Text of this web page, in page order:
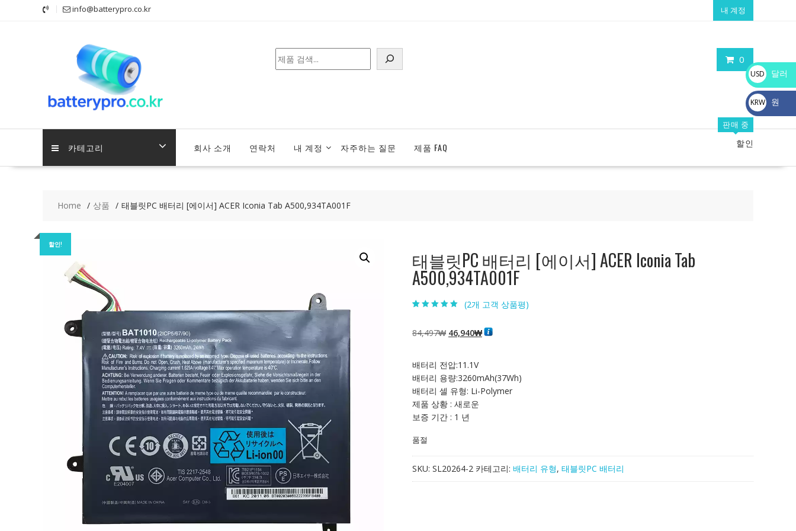
info@batterypro.co.kr 내 계정
0
검
색
카테고리 회사 소개 연락처 내 계정 자주하는 질문 제품 FAQ
판매 중
할인
Home 상품 태블릿PC 배터리 [에이서] ACER Iconia Tab A500,934TA001F
할인!
태블릿PC 배터리 [에이서] ACER Iconia Tab
A500,934TA001F
5점 만점에 점
으로 평가됨
(2개 고객 상품평)
84,497₩ 원
격:
84,497₩
46,940₩현
46,940₩
배터리 전압:11.1V
배터리 용량:3260mAh(37Wh)
배터리 셀 유형: Li-Polymer
제품 상황 : 새로운
보증 기간 : 1 년
품절
SKU: SL20264-2 카테고리: 배터리 유형, 태블릿PC 배터리
USD
$
달러
KRW
₩
원